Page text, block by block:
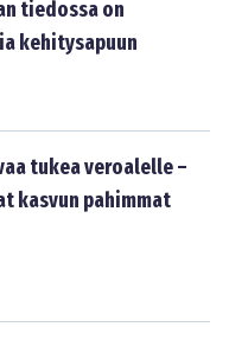
tiedossa on
kehitysapuun
tukea veroalelle –
kasvun pahimmat